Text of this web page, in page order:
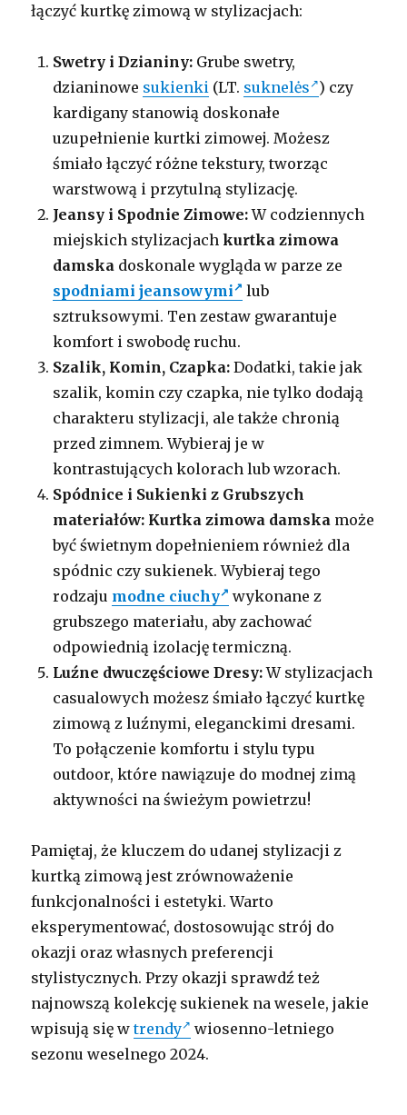
łączyć kurtkę zimową w stylizacjach:
Swetry i Dzianiny: Grube swetry,
dzianinowe sukienki (LT. suknelės ) czy
kardigany stanowią doskonałe
uzupełnienie kurtki zimowej. Możesz
śmiało łączyć różne tekstury, tworząc
warstwową i przytulną stylizację.
Jeansy i Spodnie Zimowe:W codziennych
miejskich stylizacjachkurtka zimowa
damska doskonale wygląda w parze ze
spodniami jeansowymi
lub
sztruksowymi. Ten zestaw gwarantuje
komfort i swobodę ruchu.
Szalik, Komin, Czapka: Dodatki, takie jak
szalik, komin czy czapka, nie tylko dodają
charakteru stylizacji, ale także chronią
przed zimnem. Wybieraj je w
kontrastujących kolorach lub wzorach.
Spódnice i Sukienki z Grubszych
materiałów: Kurtka zimowa damska może
być świetnym dopełnieniem również dla
spódnic czy sukienek. Wybieraj tego
rodzaju modne ciuchy
wykonane z
grubszego materiału, aby zachować
odpowiednią izolację termiczną.
Luźne dwuczęściowe Dresy:W stylizacjach
casualowych możesz śmiało łączyć kurtkę
zimową z luźnymi, eleganckimi dresami.
To połączenie komfortu i stylu typu
outdoor, które nawiązuje do modnej zimą
aktywności na świeżym powietrzu!
Pamiętaj, że kluczem do udanej stylizacji z
kurtką zimową jest zrównoważenie
funkcjonalności i estetyki. Warto
eksperymentować, dostosowując strój do
okazji oraz własnych preferencji
stylistycznych. Przy okazji sprawdź też
najnowszą kolekcję sukienek na wesele, jakie
wpisują się wtrendy
wiosenno-letniego
sezonu weselnego 2024.